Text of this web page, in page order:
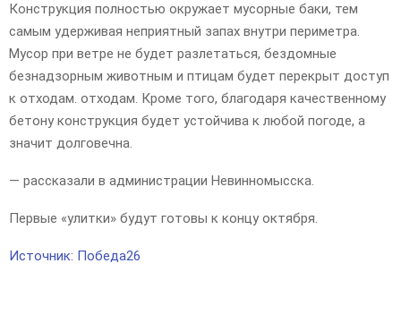
Конструкция полностью окружает мусорные баки, тем
самым удерживая неприятный запах внутри периметра.
Мусор при ветре не будет разлетаться, бездомные
безнадзорным животным и птицам будет перекрыт доступ
к отходам. отходам. Кроме того, благодаря качественному
бетону конструкция будет устойчива к любой погоде, а
значит долговечна.
— рассказали в администрации Невинномысска.
Первые «улитки» будут готовы к концу октября.
Источник: Победа26